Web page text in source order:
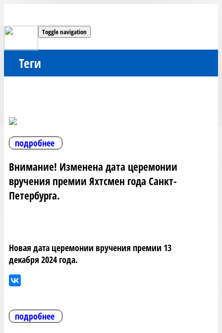
Toggle navigation
Теги
подробнее
Внимание! Изменена дата церемонии
вручения премии Яхтсмен года Санкт-
Петербурга.
Новая дата церемонии вручения премии 13
декабря 2024 года.
подробнее